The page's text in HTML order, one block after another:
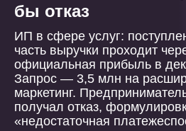
бы отказ
ИП в сфере услуг:
часть выручки проходит
официальная прибыль в
Запрос — 3,5 млн на
маркетинг.
получал отказ,
«недостаточная